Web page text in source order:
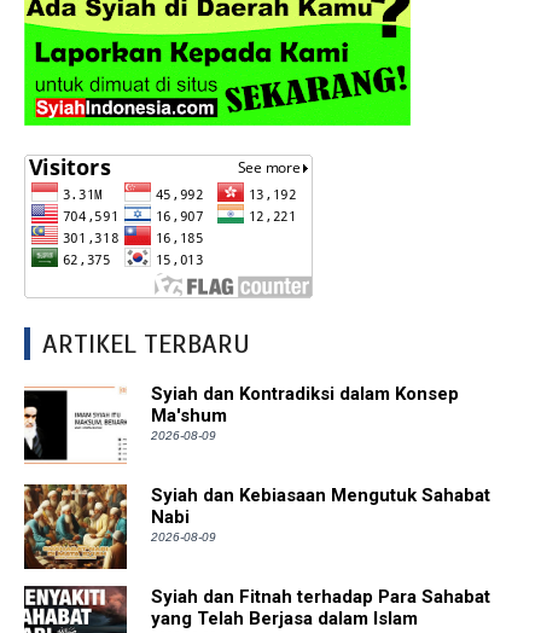
ARTIKEL TERBARU
Syiah dan Kontradiksi dalam Konsep
Ma'shum
2026-08-09
Syiah dan Kebiasaan Mengutuk Sahabat
Nabi
2026-08-09
Syiah dan Fitnah terhadap Para Sahabat
yang Telah Berjasa dalam Islam